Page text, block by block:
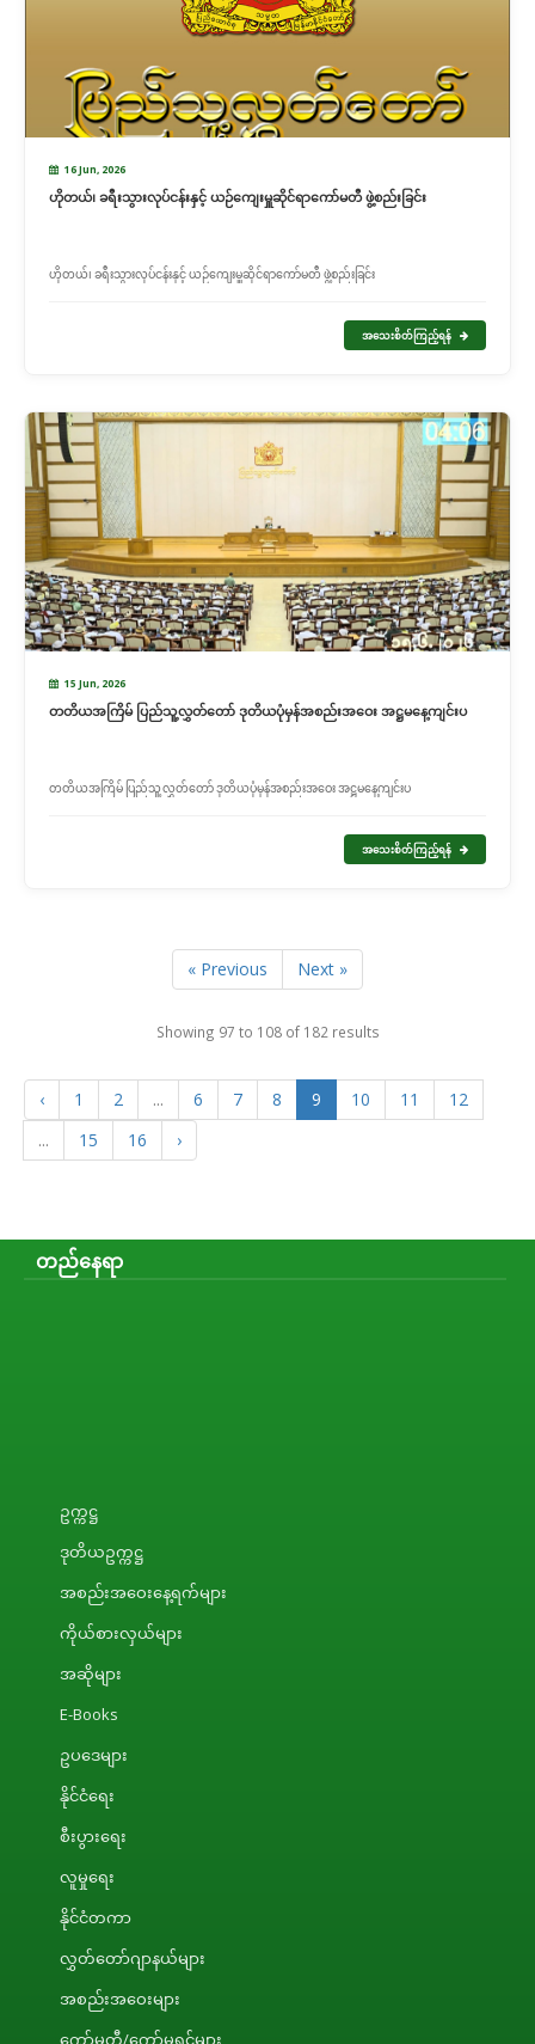
16 Jun, 2026
ဟိုတယ်၊ ခရီးသွားလုပ်ငန်းနှင့် ယဉ်ကျေးမှူဆိုင်ရာကော်မတီ ဖွဲ့စည်းခြင်း
ဟိုတယ်၊ ခရီးသွားလုပ်ငန်းနှင့် ယဉ်ကျေးမှူဆိုင်ရာကော်မတီ ဖွဲ့စည်းခြင်း
အသေးစိတ်ကြည့်ရန်
15 Jun, 2026
တတိယအကြိမ် ပြည်သူ့လွှတ်တော် ဒုတိယပုံမှန်အစည်းအဝေး အဋ္ဌမနေ့ကျင်းပ
တတိယအကြိမ် ပြည်သူ့လွှတ်တော် ဒုတိယပုံမှန်အစည်းအဝေး အဋ္ဌမနေ့ကျင်းပ
အသေးစိတ်ကြည့်ရန်
« Previous Next »
Showing 97 to 108of 182 results
‹ 1 2 ... 6 7 8 9 10 11
12
...
15 16 ›
တည်နေရာ
ဥက္ကဋ္ဌ
ဒုတိယဥက္ကဋ္ဌ
အစည်းအဝေးနေ့ရက်များ
ကိုယ်စားလှယ်များ
အဆိုများ
E-Books
ဥပဒေများ
နိုင်ငံရေး
စီးပွားရေး
လူမှုရေး
နိုင်ငံတကာ
လွှတ်တော်ဂျာနယ်များ
အစည်းအဝေးများ
ကော်မတီ/ကော်မရှင်များ